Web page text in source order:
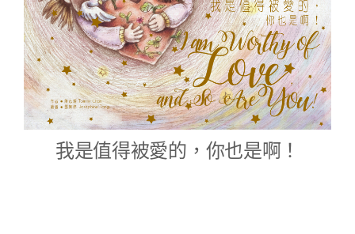
我是值得被愛的，你也是啊！